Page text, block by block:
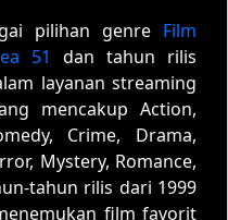
pilihan genre Film
51
dan tahun rilis
layanan streaming
mencakup Action,
Crime, Drama,
Mystery, Romance,
tahun rilis dari 1999
film favorit